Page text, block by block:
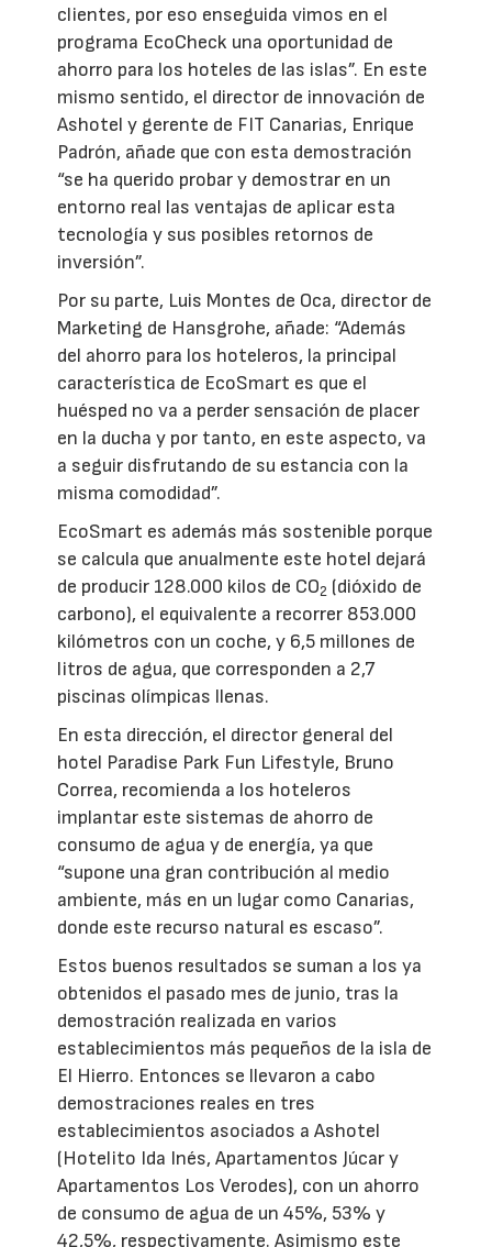
clientes, por eso enseguida vimos en el
programa EcoCheck una oportunidad de
ahorro para los hoteles de las islas”. En este
mismo sentido, el director de innovación de
Ashotel y gerente de FIT Canarias, Enrique
Padrón, añade que con esta demostración
“se ha querido probar y demostrar en un
entorno real las ventajas de aplicar esta
tecnología y sus posibles retornos de
inversión”.
Por su parte, Luis Montes de Oca, director de
Marketing de Hansgrohe, añade: “Además
del ahorro para los hoteleros, la principal
característica de EcoSmart es que el
huésped no va a perder sensación de placer
en la ducha y por tanto, en este aspecto, va
a seguir disfrutando de su estancia con la
misma comodidad”.
EcoSmart es además más sostenible porque
se calcula que anualmente este hotel dejará
de producir 128.000 kilos de CO2 (dióxido de
carbono), el equivalente a recorrer 853.000
kilómetros con un coche, y 6,5 millones de
litros de agua, que corresponden a 2,7
piscinas olímpicas llenas.
En esta dirección, el director general del
hotel Paradise Park Fun Lifestyle, Bruno
Correa, recomienda a los hoteleros
implantar este sistemas de ahorro de
consumo de agua y de energía, ya que
“supone una gran contribución al medio
ambiente, más en un lugar como Canarias,
donde este recurso natural es escaso”.
Estos buenos resultados se suman a los ya
obtenidos el pasado mes de junio, tras la
demostración realizada en varios
establecimientos más pequeños de la isla de
El Hierro. Entonces se llevaron a cabo
demostraciones reales en tres
establecimientos asociados a Ashotel
(Hotelito Ida Inés, Apartamentos Júcar y
Apartamentos Los Verodes), con un ahorro
de consumo de agua de un 45%, 53% y
42,5%, respectivamente. Asimismo este